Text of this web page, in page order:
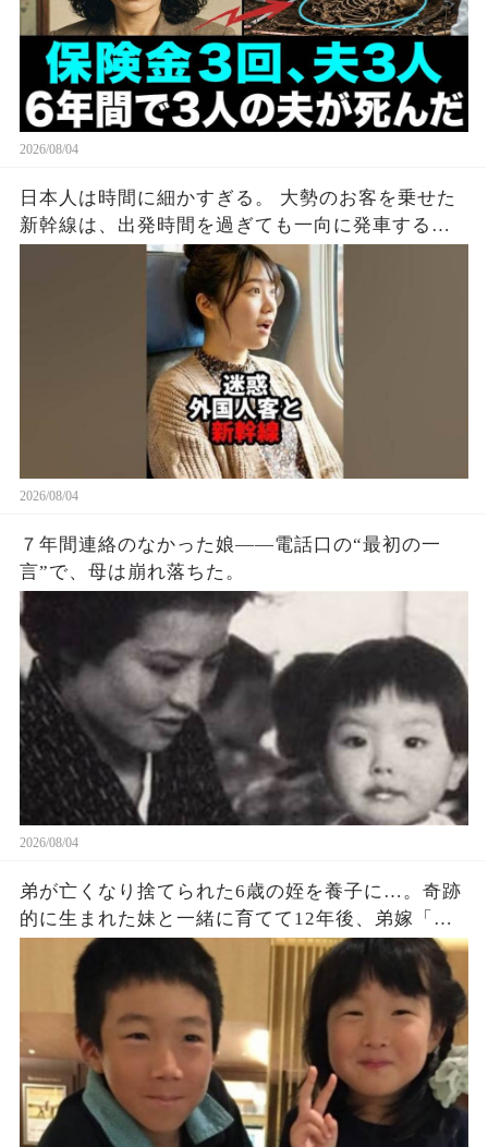
2026/08/04
日本人は時間に細かすぎる。 大勢のお客を乗せた
新幹線は、出発時間を過ぎても一向に発車する気
配がない。 グリーン車のドアを見ると、外国人の
男がスーツケースをドアに挟んでいた。 ドアは閉
まらず、警告音だけが鳴り続ける。 周りの空気が
ピリつく中、若い女性が声をかけた。 「すみませ
ん、ドアに荷物を挟まないでください。 出発でき
ないじゃないですか？」 男は平然と言った。 「駅
弁を買いに行ってくるんだ。 こうしておけばドア
が閉まらないだろう」 「もう出発時間は過ぎてい
て、みんな困っています」 男は鼻で笑った。 「少
しぐらい遅れてもいいだろう。 わざわざ日本に観
然のことだろう。 俺の国では電車が遅れるのが当
たり前だ。 日本人は時間に細かすぎる」 そう言っ
て、男は駅の売店に駅弁を買いに行ってしまっ
た。 女性は呆れて席に戻ると（続）
2026/08/04
７年間連絡のなかった娘——電話口の“最初の一
言”で、母は崩れ落ちた。
2026/08/04
弟が亡くなり捨てられた6歳の姪を養子に…。奇跡
的に生まれた妹と一緒に育てて12年後、弟嫁「ず
っと会いたかったわ‼」「…誰この人？」→発狂す
る弟嫁に天罰がｗ